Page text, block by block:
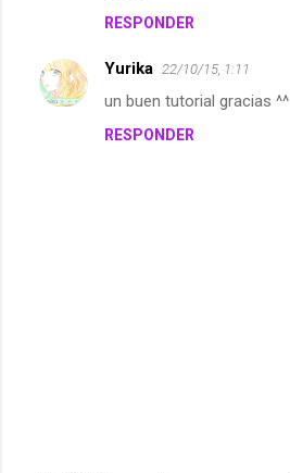
s
RESPONDER
Yurika 22/10/15, 1:11
un buen tutorial gracias ^^
RESPONDER